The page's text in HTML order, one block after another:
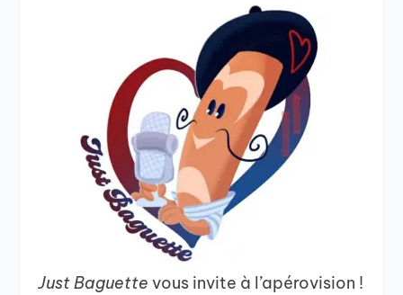
Just Baguettevous invite à l’apérovision !